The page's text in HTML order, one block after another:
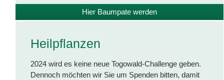
Hier Baumpate werden
Heilpflanzen
2024 wird es keine neue Togowald-Challenge geben.
Dennoch möchten wir Sie um Spenden bitten, damit